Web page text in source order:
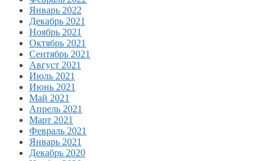
Январь 2022
Декабрь 2021
Ноябрь 2021
Октябрь 2021
Сентябрь 2021
Август 2021
Июль 2021
Июнь 2021
Май 2021
Апрель 2021
Март 2021
Февраль 2021
Январь 2021
Декабрь 2020